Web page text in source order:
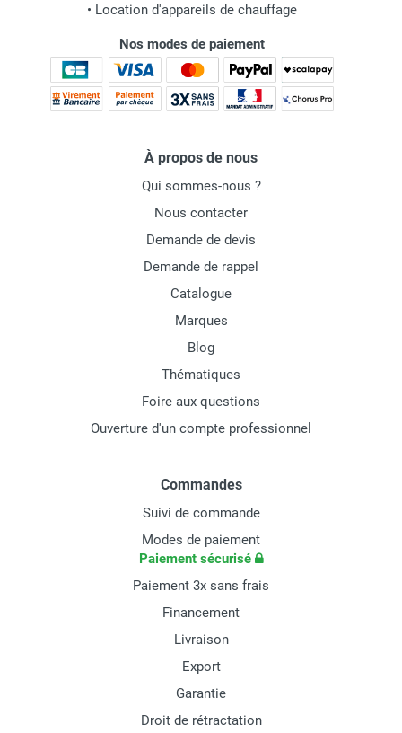
• Location d'appareils de chauffage
Nos modes de paiement
À propos de nous
Qui sommes-nous ?
Nous contacter
Demande de devis
Demande de rappel
Catalogue
Marques
Blog
Thématiques
Foire aux questions
Ouverture d'un compte professionnel
Commandes
Suivi de commande
Modes de paiement
Paiement sécurisé
Paiement 3x sans frais
Financement
Livraison
Export
Garantie
Droit de rétractation